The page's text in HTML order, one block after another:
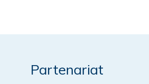
Partenariat